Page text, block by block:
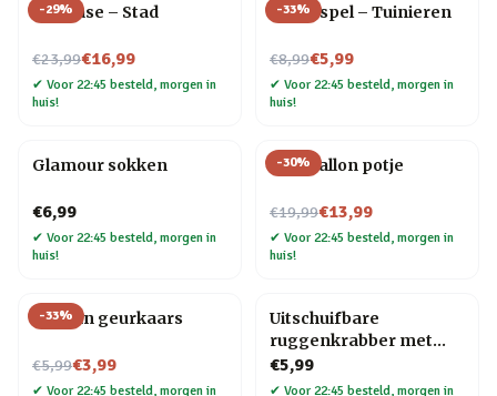
-29%
Flip Vase – Stad
€23,99
Nu voor€16,99
✔ Voor 22:45 besteld, morgen in
huis!
-33%
Trivia spel – Tuinieren
€8,99
Nu voor€5,99
✔ Voor 22:45 besteld, morgen in
huis!
Glamour sokken
€6,99
✔ Voor 22:45 besteld, morgen in
huis!
-30%
Blije ballon potje
€19,99
Nu voor€13,99
✔ Voor 22:45 besteld, morgen in
huis!
-33%
Oceaan geurkaars
€5,99
Nu voor€3,99
✔ Voor 22:45 besteld, morgen in
Uitschuifbare
ruggenkrabber met
houten handvat
€5,99
✔ Voor 22:45 besteld, morgen in